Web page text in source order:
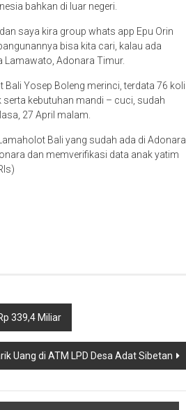
bahkan di luar negeri.
saya kira group whats app Epu Orin
bisa kita cari, kalau ada
Lamawato, Adonara Timur.
Yosep Boleng merinci, terdata 76 koli
kebutuhan mandi – cuci, sudah
27 April malam.
Bali yang sudah ada di Adonara
dan memverifikasi data anak yatim
339,4 Miliar
Uang di ATM LPD Desa Adat Sibetan